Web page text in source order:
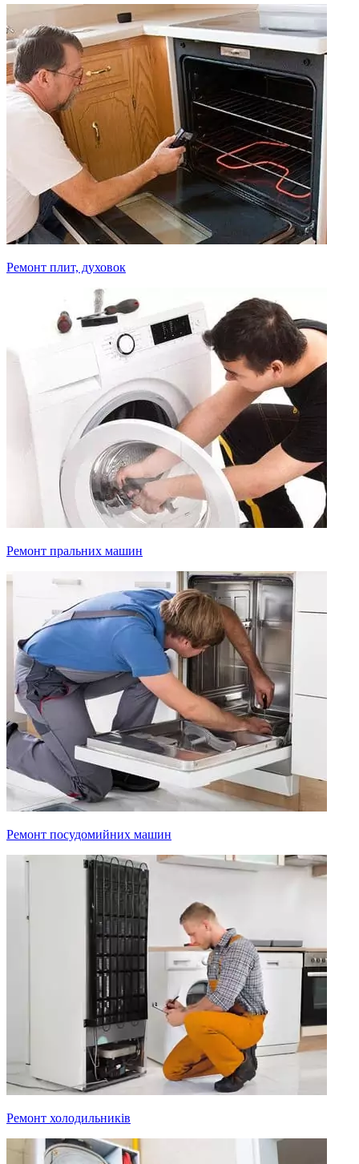
Ремонт плит, духовок
Ремонт пральних машин
Ремонт посудомийних машин
Ремонт холодильників